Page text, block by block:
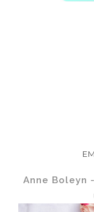
Anne Boleyn